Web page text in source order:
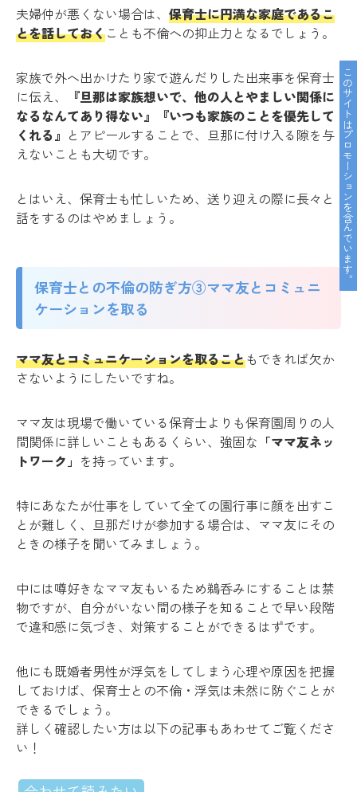
夫婦仲が悪くない場合は、 保育士に円満な家庭であるこ
とを話しておくことも不倫への抑止力となるでしょう。
家族で外へ出かけたり家で遊んだりした出来事を保育士
に伝え、
『旦那は家族想いで、他の人とやましい関係に
なるなんてあり得ない』『いつも家族のことを優先して
くれる』 とアピールすることで、旦那に付け入る隙を与
えないことも大切です。
とはいえ、保育士も忙しいため、送り迎えの際に長々と
話をするのはやめましょう。
保育士との不倫の防ぎ方③ママ友とコミュニ
ケーションを取る
ママ友とコミュニケーションを取ることもできれば欠か
さないようにしたいですね。
ママ友は現場で働いている保育士よりも保育園周りの人
間関係に詳しいこともあるくらい、強固な 「ママ友ネッ
トワーク」 を持っています。
特にあなたが仕事をしていて全ての園行事に顔を出すこ
とが難しく、旦那だけが参加する場合は、ママ友にその
ときの様子を聞いてみましょう。
中には噂好きなママ友もいるため鵜呑みにすることは禁
物ですが、自分がいない間の様子を知ることで早い段階
で違和感に気づき、対策することができるはずです。
他にも既婚者男性が浮気をしてしまう心理や原因を把握
しておけば、保育士との不倫・浮気は未然に防ぐことが
できるでしょう。
詳しく確認したい方は以下の記事もあわせてご覧くださ
い！
このサイトはプロモーションを含んでいます。